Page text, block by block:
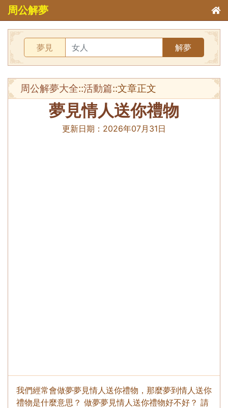
周公解夢
夢見 解夢
周公解夢大全::活動篇::文章正文
夢見情人送你禮物
更新日期： 2026年07月31日
我們經常會做夢夢見情人送你禮物，那麼夢到情人送你
禮物是什麼意思？ 做夢夢見情人送你禮物好不好？ 請